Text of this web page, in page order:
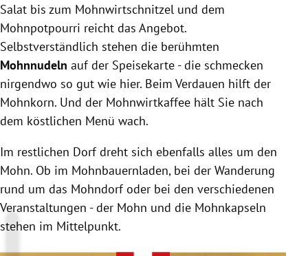
Salat bis zum Mohnwirtschnitzel und dem
Mohnpotpourri reicht das Angebot.
Selbstverständlich stehen die berühmten
Mohnnudeln auf der Speisekarte - die schmecken
nirgendwo so gut wie hier. Beim Verdauen hilft der
Mohnkorn. Und der Mohnwirtkaffee hält Sie nach
dem köstlichen Menü wach.
Im restlichen Dorf dreht sich ebenfalls alles um den
Mohn. Ob im Mohnbauernladen, bei der Wanderung
rund um das Mohndorf oder bei den verschiedenen
Veranstaltungen - der Mohn und die Mohnkapseln
stehen im Mittelpunkt.